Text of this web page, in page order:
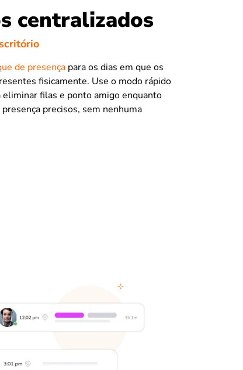
centralizados
de presençapara os dias em que os
fisicamente. Use o modo rápido
eliminar filas e ponto amigo enquanto
precisos, sem nenhuma